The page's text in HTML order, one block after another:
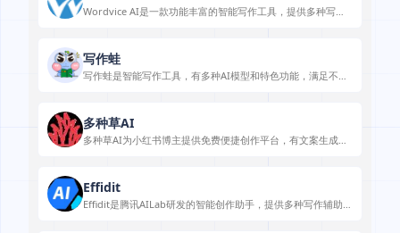
Wordvice AI是一款功能丰富的智能写作工具，提供多种写作
写作蛙
写作蛙是智能写作工具，有多种AI模型和特色功能，满足不同
多种草AI
多种草AI为小红书博主提供免费便捷创作平台，有文案生成和
Effidit
Effidit是腾讯AILab研发的智能创作助手，提供多种写作辅助功